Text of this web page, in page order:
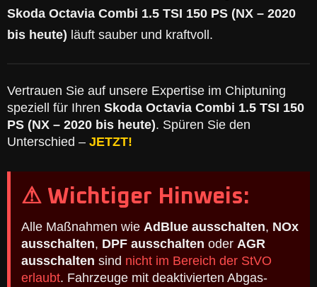
Skoda Octavia Combi 1.5 TSI 150 PS (NX – 2020
bis heute) läuft sauber und kraftvoll.
Vertrauen Sie auf unsere Expertise im Chiptuning
speziell für Ihren Skoda Octavia Combi 1.5 TSI 150
PS (NX – 2020 bis heute). Spüren Sie den
Unterschied – JETZT!
⚠ Wichtiger Hinweis:
Alle Maßnahmen wie AdBlue ausschalten, NOx
ausschalten, DPF ausschalten oder AGR
ausschalten sind nicht im Bereich der StVO
erlaubt. Fahrzeuge mit deaktivierten Abgas-